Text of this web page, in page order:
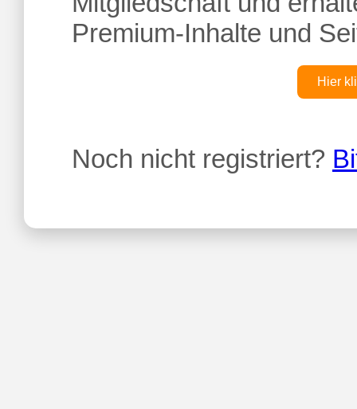
Premium-Inhalte und
Hier
Noch nicht registriert?